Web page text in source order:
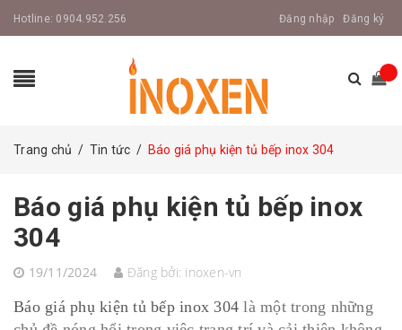
Hotline: 0904.952.256 Đăng nhập Đăng ký
Trang chủ / Tin tức / Báo giá phụ kiện tủ bếp inox 304
Báo giá phụ kiện tủ bếp inox
304
19/11/2024 Đăng bởi: inoxen-vn
Báo giá phụ kiện tủ bếp inox 304 là một trong những